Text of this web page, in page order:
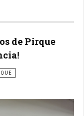
de Pirque